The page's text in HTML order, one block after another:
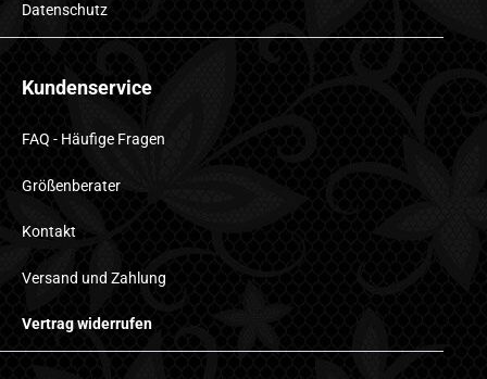
Datenschutz
Kundenservice
FAQ - Häufige Fragen
Größenberater
Kontakt
Versand und Zahlung
Vertrag widerrufen